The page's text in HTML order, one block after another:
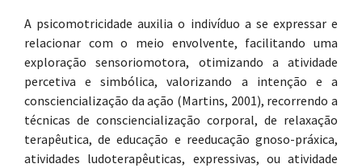
A psicomotricidade auxilia o indivíduo a se expressar e
relacionar com o meio envolvente, facilitando uma
exploração sensoriomotora, otimizando a atividade
percetiva e simbólica, valorizando a intenção e a
consciencialização da ação (Martins, 2001), recorrendo a
técnicas de consciencialização corporal, de relaxação
terapêutica, de educação e reeducação gnoso-práxica,
atividades ludoterapêuticas, expressivas, ou atividade